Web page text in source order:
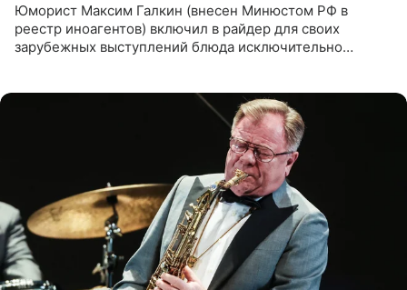
Юморист Максим Галкин (внесен Минюстом РФ в
реестр иноагентов) включил в райдер для своих
зарубежных выступлений блюда исключительно